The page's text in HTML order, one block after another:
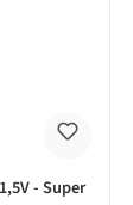
- Super